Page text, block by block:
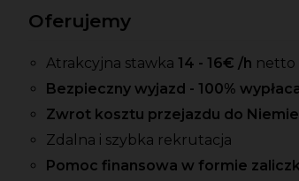
Oferujemy
Atrakcyjna stawka 14 - 16€ /h netto
Bezpieczny wyjazd - 100%
Zwrot kosztu przejazdu do
Zdalna i szybka rekrutacja
Pomoc finansowa w formie